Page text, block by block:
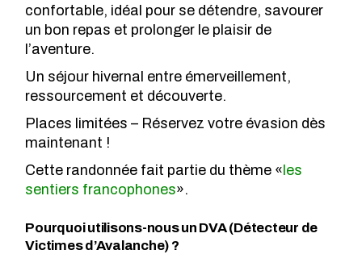
confortable, idéal pour se détendre, savourer
un bon repas et prolonger le plaisir de
l’aventure.
Un séjour hivernal entre émerveillement,
ressourcement et découverte.
Places limitées – Réservez votre évasion dès
maintenant !
Cette randonnée fait partie du thème «les
sentiers francophones».
Pourquoi utilisons-nous un DVA (Détecteur de
Victimes d’Avalanche) ?